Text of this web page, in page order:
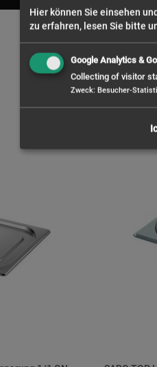
GN
Hier
Hier können Sie einsehen
zu erfahren, lesen Sie bitte
Google Analytics &
Collecting of visitor
Zweck: Besucher-